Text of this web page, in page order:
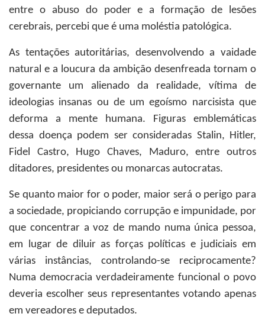
entre o abuso do poder e a formação de lesões
cerebrais, percebi que é uma moléstia patológica.
As tentações autoritárias, desenvolvendo a vaidade
natural e a loucura da ambição desenfreada tornam o
governante um alienado da realidade, vítima de
ideologias insanas ou de um egoísmo narcisista que
deforma a mente humana. Figuras emblemáticas
dessa doença podem ser consideradas Stalin, Hitler,
Fidel Castro, Hugo Chaves, Maduro, entre outros
ditadores, presidentes ou monarcas autocratas.
Se quanto maior for o poder, maior será o perigo para
a sociedade, propiciando corrupção e impunidade, por
que concentrar a voz de mando numa única pessoa,
em lugar de diluir as forças políticas e judiciais em
várias instâncias, controlando-se reciprocamente?
Numa democracia verdadeiramente funcional o povo
deveria escolher seus representantes votando apenas
em vereadores e deputados.